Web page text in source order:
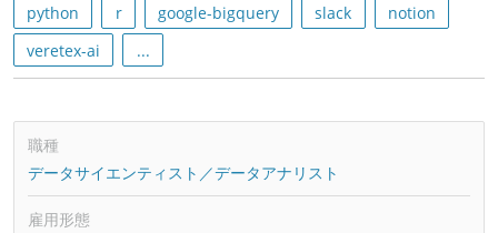
python r google-bigquery slack
notion
veretex-ai
...
職種
データサイエンティスト／データアナリスト
雇用形態